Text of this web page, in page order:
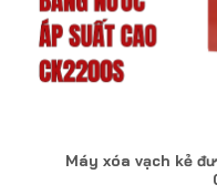
Máy xóa vạch kẻ